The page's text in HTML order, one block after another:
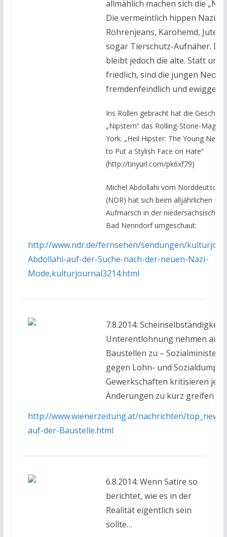
allmählich machen sich die
Die vermeintlich hippen Nazis
Röhrenjeans, Karohemd,
sogar Tierschutz-Aufnäher.
bleibt jedoch die alte. Statt
friedlich, sind die jungen
fremdenfeindlich und
Ins Rollen gebracht hat die
„Nipstern“ das Rolling-Stone-
York: „Heil Hipster: The Young Neo-
to Put a Stylish Face on Hate“
(http://tinyurl.com/pk6xf79)
Michel Abdollahi vom
(NDR) hat sich beim alljährlichen
Aufmarsch in der niedersächsischen
Bad Nenndorf umgeschaut:
http://www.ndr.de/fernsehen/sendungen/
Abdollahi-auf-der-Suche-nach-der-neuen-Nazi-
Mode,kulturjournal3214.html
7.8.2014: Scheinselbständigkeit
Unterentlohnung nehmen auf
Baustellen zu –
gegen Lohn- und
Gewerkschaften kritisieren
Änderungen zu kurz greifen
http://www.wienerzeitung.at/nachrichten/
auf-der-Baustelle.html
6.8.2014: Wenn Satire so
berichtet, wie es in der
Realität eigentlich sein
sollte…